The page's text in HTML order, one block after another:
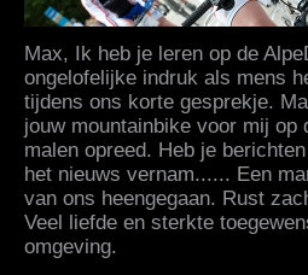
Max, Ik heb je leren op de
ongelofelijke indruk als mens
tijdens ons korte gesprekje.
jouw mountainbike voor mij op
malen opreed. Heb je
het nieuws vernam...... Een
van ons heengegaan. Rust
Veel liefde en sterkte
omgeving.